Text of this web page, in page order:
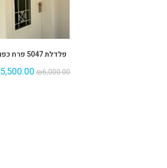
פלדלת 5047 פרח כפול
₪6,000.00
5,500.00